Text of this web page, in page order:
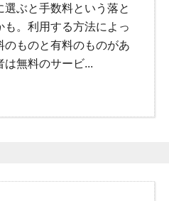
選ぶと手数料という落と
も。利用する方法によっ
のものと有料のものがあ
は無料のサービ...